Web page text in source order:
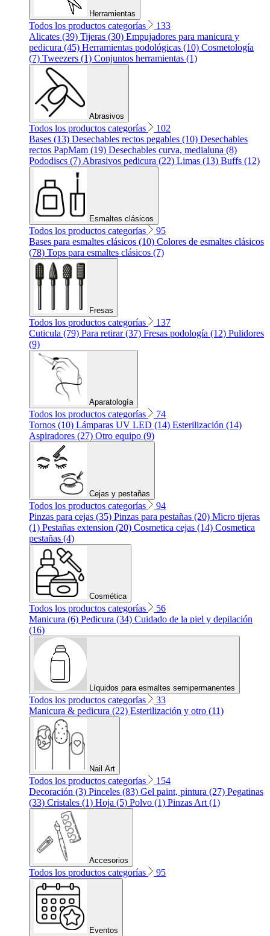
Herramientas
Todos los productos categorías
133
Alicates (39) Tijeras (30) Empujadores para manicura y
pedicura (45) Herramientas podológicas (10) Cosmetología
(7) Tweezers (1) Conjuntos herramientas (1)
Abrasivos
Todos los productos categorías
102
Bases (13) Desechables rectos pegables (10) Desechables
rectos PapMam (19) Desechables curva, medialuna (8)
Pododiscs (7) Abrasivos pedicura (22) Limas (13) Buffs (12)
Esmaltes clásicos
Todos los productos categorías
95
Bases para esmaltes clásicos (10) Colores de esmaltes clásicos
(78) Tops para esmaltes clásicos (7)
Fresas
Todos los productos categorías
137
Cuticula (79) Para retirar (37) Fresas podología (12) Pulidores
(9)
Aparatología
Todos los productos categorías
74
Tornos (10) Lámparas UV LED (14) Esterilización (14)
Aspiradores (27) Otro equipo (9)
Cejas y pestañas
Todos los productos categorías
94
Pinzas para cejas (35) Pinzas para pestañas (20) Micro tijeras
(1) Pestañas extension (20) Cosmetica cejas (14) Cosmetica
pestañas (4)
Cosmética
Todos los productos categorías
56
Manicura (6) Pedicura (34) Cuidado de la piel y depilación
(16)
Líquidos para esmaltes semipermanentes
Todos los productos categorías
33
Manicura & pedicura (22) Esterilización y otro (11)
Nail Art
Todos los productos categorías
154
Decoración (3) Pinceles (83) Gel paint, pintura (27) Pegatinas
(33) Cristales (1) Hoja (5) Polvo (1) Pinzas Art (1)
Accesorios
Todos los productos categorías 95
Eventos